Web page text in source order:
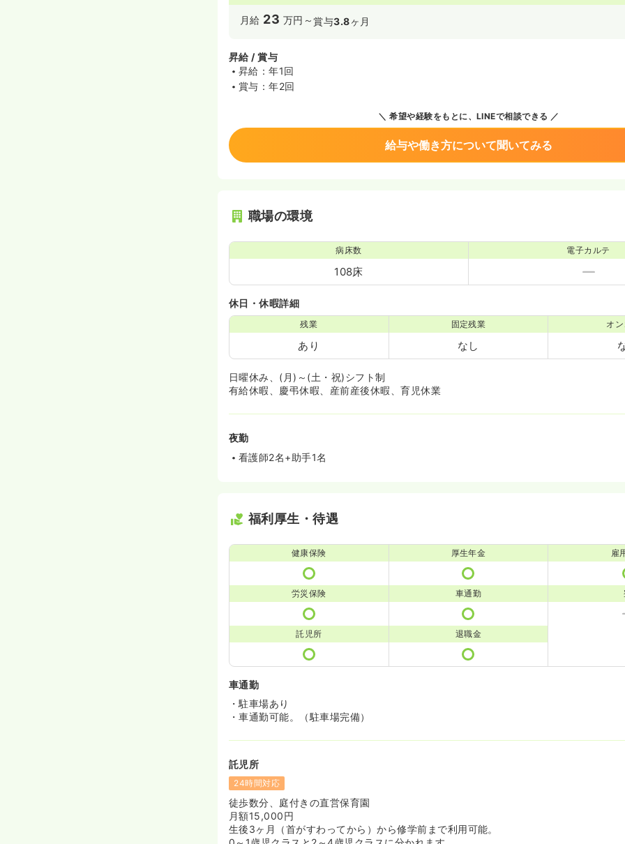
月給 23 万円～賞与3.8ヶ月
昇給 / 賞与
昇給：年1回
賞与：年2回
希望や経験をもとに、LINEで相談できる
給与や働き方について聞いてみる
職場の環境
病床数
108床
電子カルテ
休日・休暇詳細
残業
あり
固定残業
なし
オ
日曜休み、(月)～(土・祝)シフト制
有給休暇、慶弔休暇、産前産後休暇、育児休業
夜勤
看護師2名+助手1名
福利厚生・待遇
健康保険 厚生年金 雇
労災保険 車通勤
託児所 退職金
車通勤
・駐車場あり
・車通勤可能。（駐車場完備）
託児所
24時間対応
徒歩数分、庭付きの直営保育園
月額15,000円
生後3ヶ月（首がすわってから）から修学前まで利用可能。